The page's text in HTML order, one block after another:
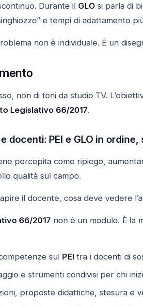
Durante il GLOsi parla di
e tempi di adattamento
non è individuale. È un
non di toni da studio TV.
Legislativo 66/2017.
docenti: PEI e GLO in
percepita come ripiego,
qualità sul campo.
il docente, cosa deve vedere
66/2017 non è un modulo. È la
sul PEItra i docenti di
e strumenti condivisi per chi
proposte didattiche, stesura e